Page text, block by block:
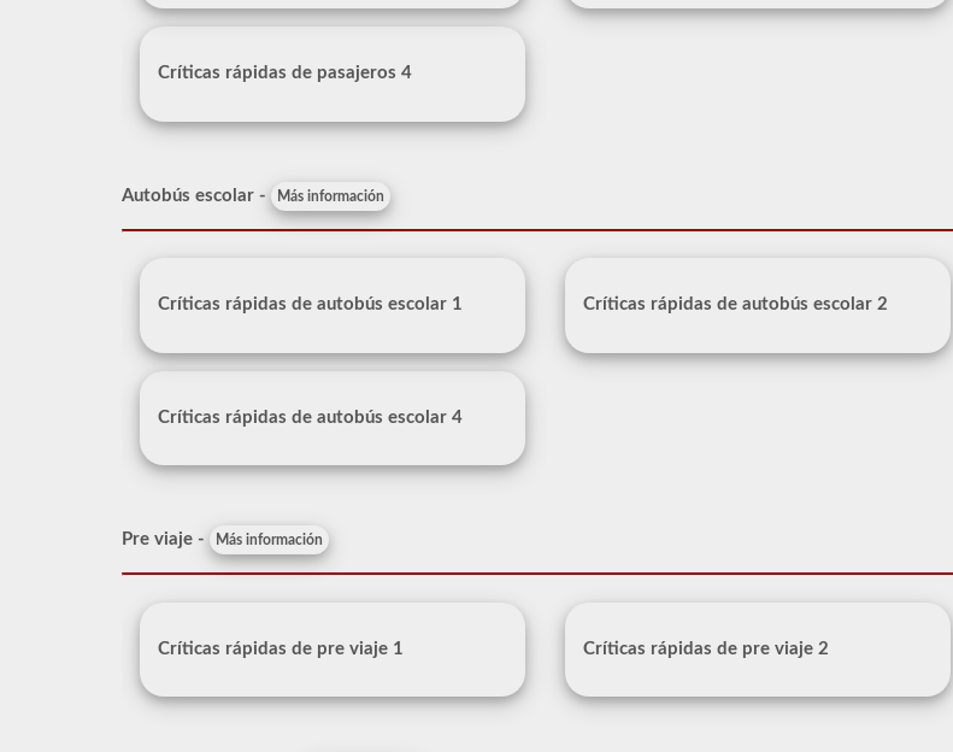
Críticas rápidas de pasajeros 4
Autobús escolar - Más información
Críticas rápidas de autobús escolar 1 Críticas rápidas de autobús escolar 2
Críticas rápidas de autobús escolar 4
Pre viaje - Más información
Críticas rápidas de pre viaje 1 Críticas rápidas de pre viaje 2